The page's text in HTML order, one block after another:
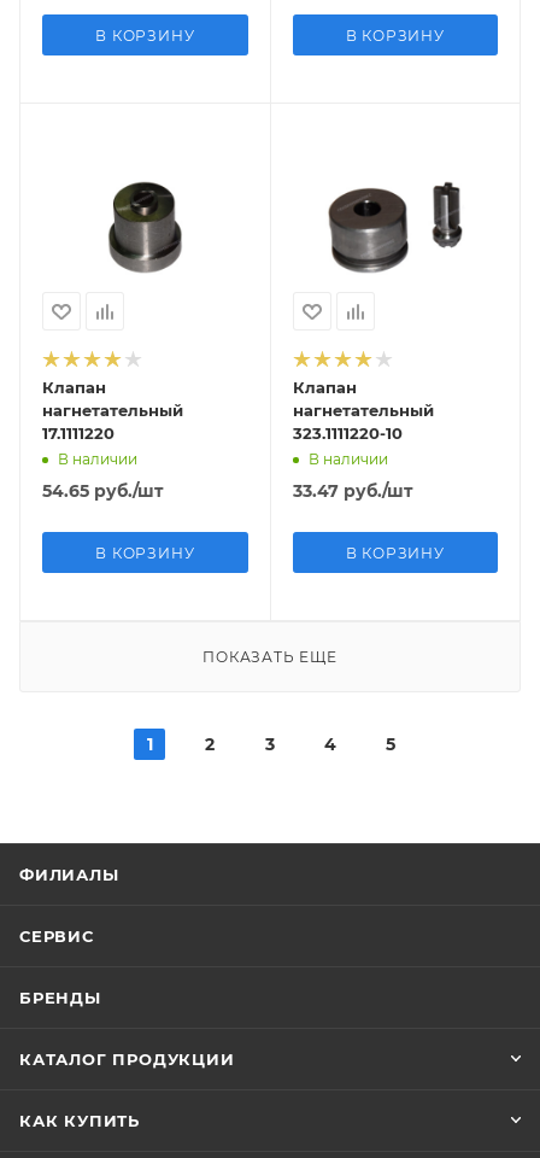
В КОРЗИНУ В КОРЗИНУ
Клапан
нагнетательный
17.1111220
В наличии
54.65 руб./шт
В КОРЗИНУ
Клапан
нагнетательный
323.1111220-10
В наличии
33.47руб./шт
В КОРЗИНУ
ПОКАЗАТЬ ЕЩЕ
1 2 3 4 5
ФИЛИАЛЫ
СЕРВИС
БРЕНДЫ
КАТАЛОГ ПРОДУКЦИИ
КАК КУПИТЬ